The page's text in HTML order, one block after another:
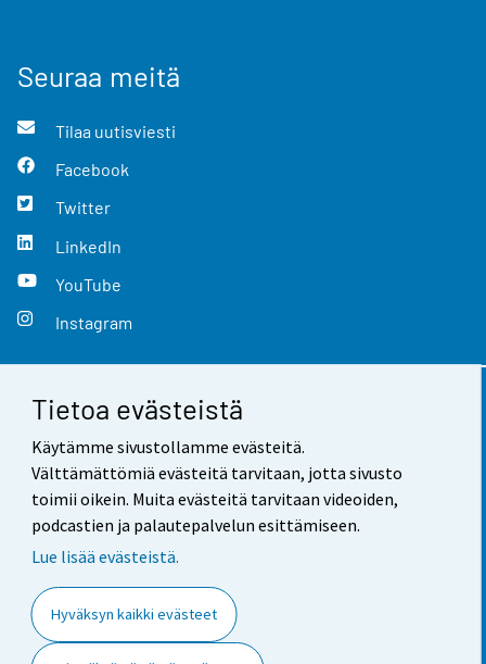
Tietoa evästeistä
Käytämme sivustollamme evästeitä.
Välttämättömiä evästeitä tarvitaan, jotta sivusto
toimii oikein. Muita evästeitä tarvitaan videoiden,
podcastien ja palautepalvelun esittämiseen.
Lue lisää evästeistä.
Hyväksyn kaikki evästeet
Seuraa meitä
Tilaa uutisviesti
Facebook
Twitter
LinkedIn
YouTube
Instagram
Yhteystiedot
Palaute
Käyttöehdot
Saavutettavuus
Tietoa sivustosta